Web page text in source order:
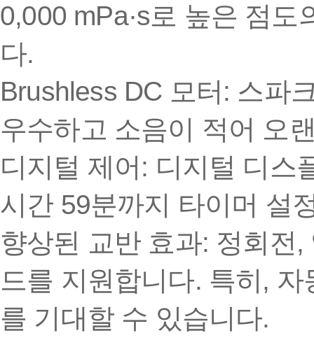
0,000 mPa·s로 높은 점
다.
Brushless DC 모터: 스파
우수하고 소음이 적어 오
디지털 제어: 디지털 디스
시간 59분까지 타이머 설
향상된 교반 효과: 정회전
드를 지원합니다. 특히,
를 기대할 수 있습니다.